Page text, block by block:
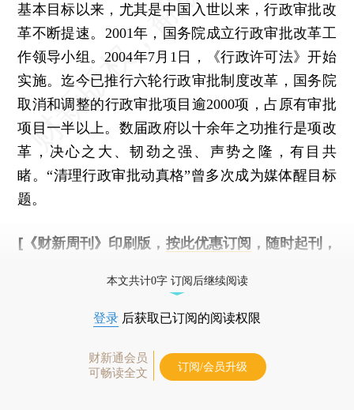
基本目标以来，尤其是中国入世以来，行政审批改
革不断提速。2001年，国务院成立行政审批改革工
作领导小组。2004年7月1日，《行政许可法》开始
实施。迄今已推行六轮行政审批制度改革，国务院
取消和调整的行政审批项目逾2000项，占原有审批
项目一半以上。数届政府以十余年之功推行是项改
革，决心之大、韧劲之强、声势之隆，有目共
睹。“清理行政审批动真格”曾多次成为媒体醒目标
题。
[《财新周刊》印刷版， 按此优惠订阅 ，随时起刊，
本文共计0字 订阅后继续阅读
登录 后获取已订阅的阅读权限
财新通会员
可畅读全文
订阅/会员升级